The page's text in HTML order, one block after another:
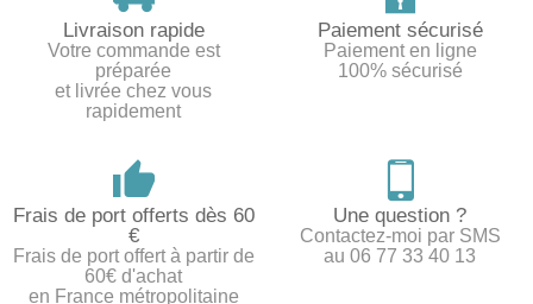
Livraison rapide
Votre commande est
préparée
et livrée chez vous
rapidement
Paiement sécurisé
Paiement en ligne
100% sécurisé
Frais de port offerts dès 60
€
Frais de port offert à partir de
60€ d'achat
en France métropolitaine
Une question ?
Contactez-moi par SMS
au 06 77 33 40 13